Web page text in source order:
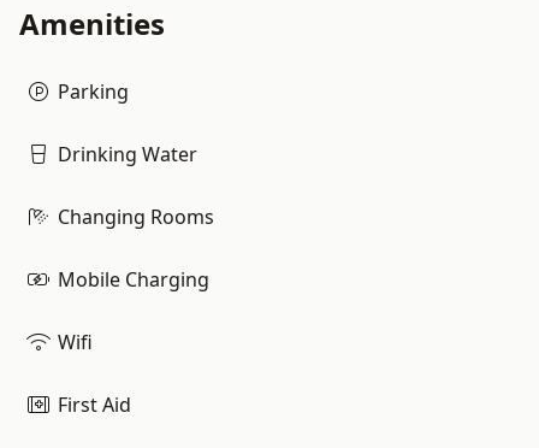
Amenities
Parking
Drinking Water
Changing Rooms
Mobile Charging
Wifi
First Aid